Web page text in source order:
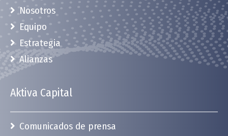
Nosotros
Equipo
Estrategia
Alianzas
Aktiva Capital
Comunicados de prensa